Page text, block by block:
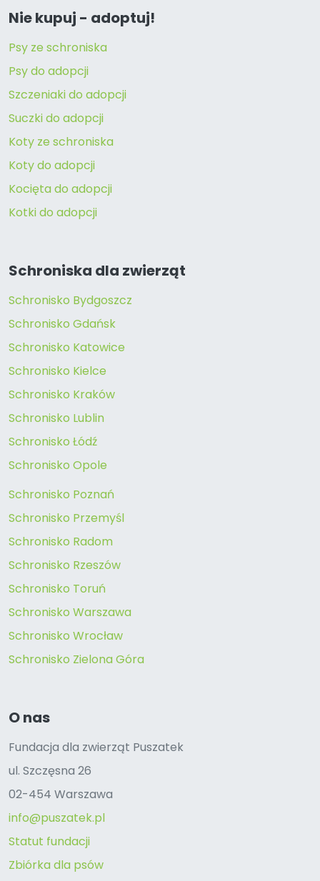
Nie kupuj - adoptuj!
Psy ze schroniska
Psy do adopcji
Szczeniaki do adopcji
Suczki do adopcji
Koty ze schroniska
Koty do adopcji
Kocięta do adopcji
Kotki do adopcji
Schroniska dla zwierząt
Schronisko Bydgoszcz
Schronisko Gdańsk
Schronisko Katowice
Schronisko Kielce
Schronisko Kraków
Schronisko Lublin
Schronisko Łódź
Schronisko Opole
Schronisko Poznań
Schronisko Przemyśl
Schronisko Radom
Schronisko Rzeszów
Schronisko Toruń
Schronisko Warszawa
Schronisko Wrocław
Schronisko Zielona Góra
O nas
Fundacja dla zwierząt Puszatek
ul. Szczęsna 26
02-454 Warszawa
info@puszatek.pl
Statut fundacji
Zbiórka dla psów